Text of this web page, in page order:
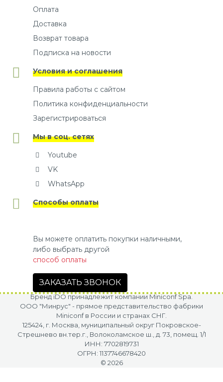
Оплата
Доставка
Возврат товара
Подписка на новости
Условия и соглашения
Правила работы с сайтом
Политика конфиденциальности
Зарегистрироваться
Мы в соц. сетях
Youtube
VK
WhatsApp
Способы оплаты
Вы можете оплатить покупки наличными,
либо выбрать другой
способ оплаты
ЗАКАЗАТЬ ЗВОНОК
Бренд iDO принадлежит компании Miniconf Spa.
OOO "Минрус" - прямое представительство фабрики
Miniconf в России и странах СНГ.
125424, г. Москва, муниципальный округ Покровское-
Стрешнево вн.тер.г., Волоколамское ш., д. 73, помещ. 1/1
ИНН: 7702819731
ОГРН: 1137746678420
© 2026